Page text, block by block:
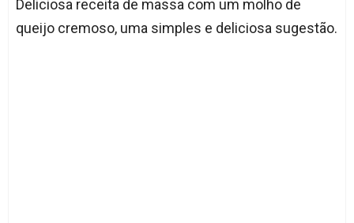
Deliciosa receita de massa com um molho de
queijo cremoso, uma simples e deliciosa sugestão.